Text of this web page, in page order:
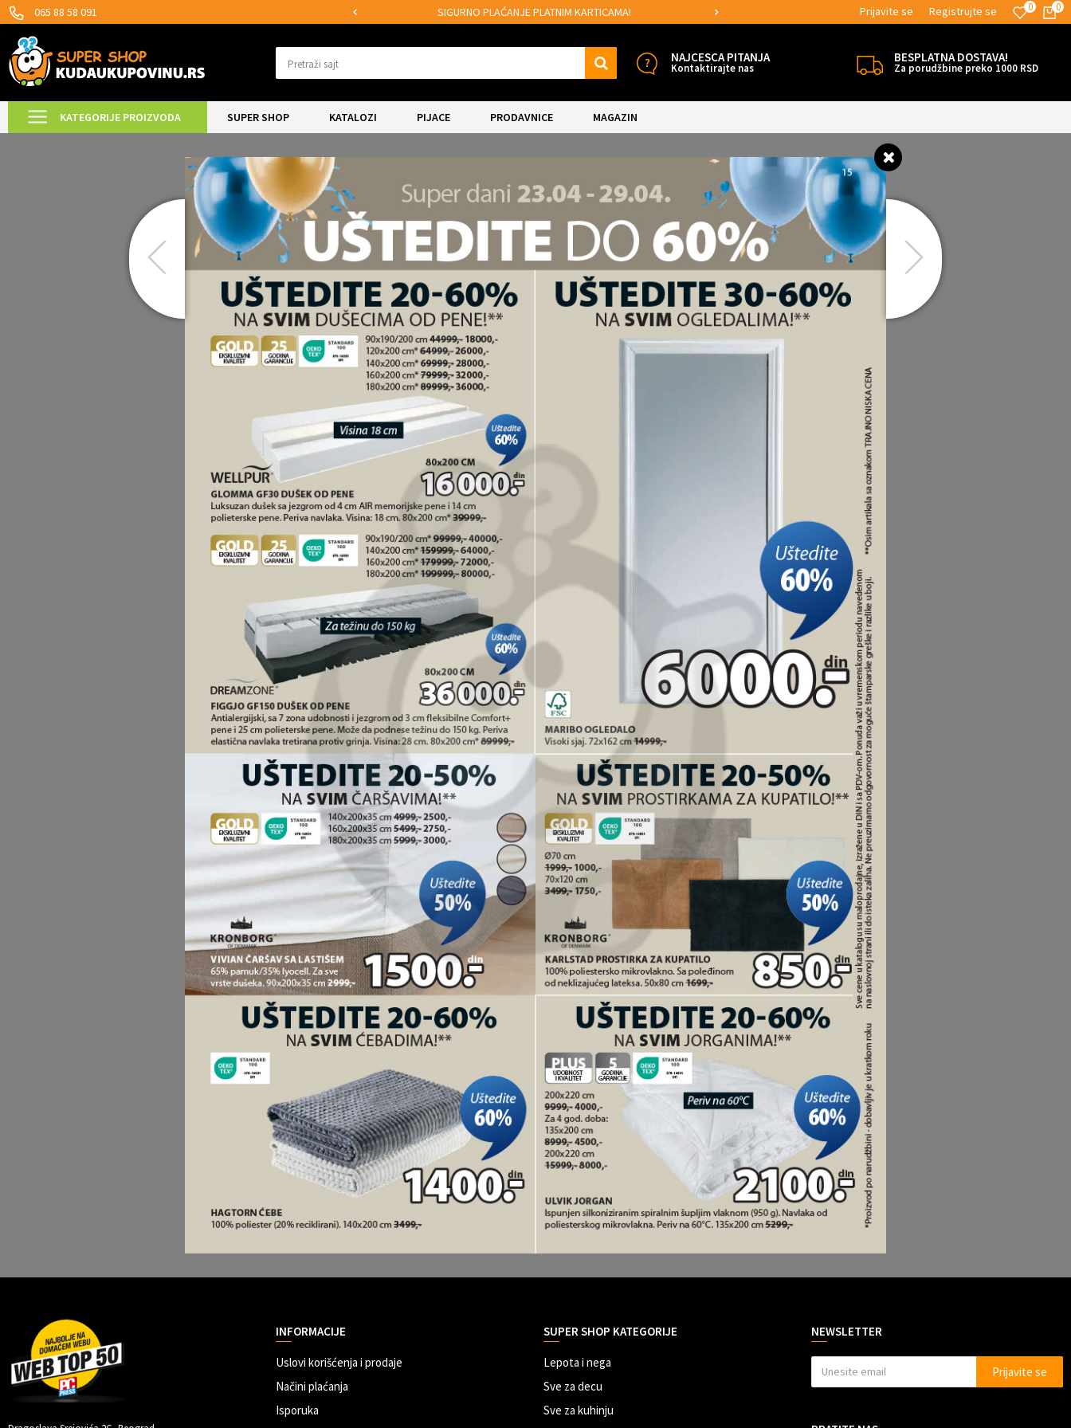
065 88 58 091
MOGUĆNOST ISPORUKE ZA 24H! SIGURNO PLAĆANJE PLATNIM KARTICAMA! MOGUĆNOST BESPLATNE ISPORUKE! 0
0
Prijavite se Registrujte se
Pretraži sajt NAJCESCA PITANJA
Kontaktirajte nas
BESPLATNA DOSTAVA!
Za porudžbine preko 1000 RSD
KATEGORIJE PROIZVODA SUPER SHOP KATALOZI PIJACE PRODAVNICE MAGAZIN
INFORMACIJE
Uslovi korišćenja i prodaje
Načini plaćanja
Isporuka
SUPER SHOP KATEGORIJE
Lepota i nega
Sve za decu
Sve za kuhinju
NEWSLETTER
Prijavite se